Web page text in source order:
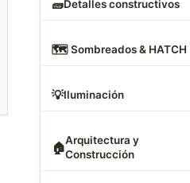
🧱Detalles constructivos
🗺️ Sombreados & HATCH
💡Iluminación
🏠Arquitectura y
Construcción